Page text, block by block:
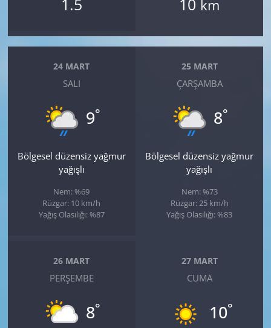
1.5 10 km
24 MART
SALI
9°
Bölgesel düzensiz yağmur
yağışlı
Nem: %69
Rüzgar: 10 km/h
Yağış Olasılığı: %87
25 MART
ÇARŞAMBA
8°
Bölgesel düzensiz yağmur
yağışlı
Nem: %73
Rüzgar: 25 km/h
Yağış Olasılığı: %83
26 MART
PERŞEMBE
8°
27 MART
CUMA
10°